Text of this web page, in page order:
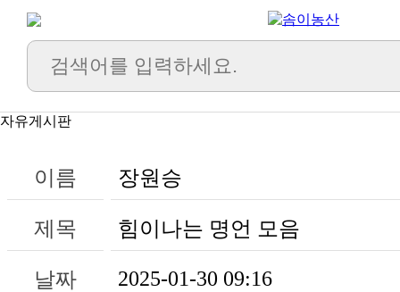
자유게시판
이름 장원승
제목 힘이나는 명언 모음
날짜 2025-01-30 09:16